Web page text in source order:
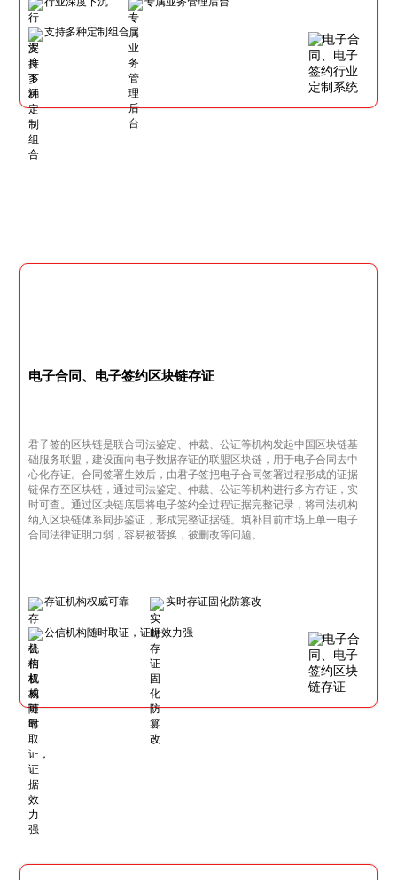
支持多种定制组合
电子合同、电子签约区块链存证
君子签的区块链是联合司法鉴定、仲裁、公证等机构发起中国区块链基
础服务联盟，建设面向电子数据存证的联盟区块链，用于电子合同去中
心化存证。合同签署生效后，由君子签把电子合同签署过程形成的证据
链保存至区块链，通过司法鉴定、仲裁、公证等机构进行多方存证，实
时可查。通过区块链底层将电子签约全过程证据完整记录，将司法机构
纳入区块链体系同步鉴证，形成完整证据链。填补目前市场上单一电子
合同法律证明力弱，容易被替换，被删改等问题。
存证机构权威可靠 实时存证固化防篡改
公信机构随时取证，证据效力强